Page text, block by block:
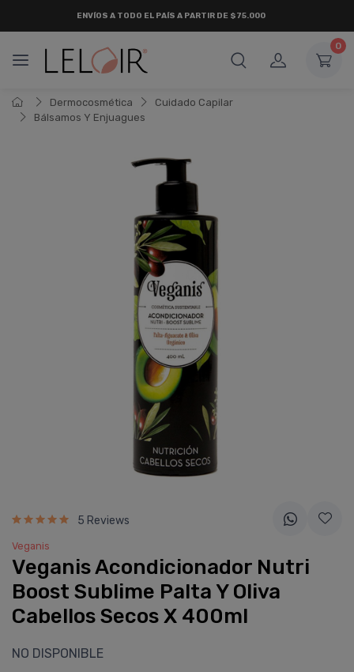
0
Dermocosmética
Cuidado Capilar
Bálsamos Y Enjuagues
5 Reviews
Veganis
Veganis Acondicionador Nutri
Boost Sublime Palta Y Oliva
Cabellos Secos X 400ml
NO DISPONIBLE